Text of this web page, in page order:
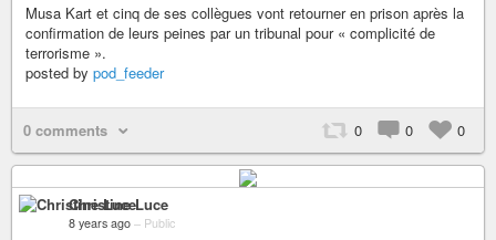
Musa Kart et cinq de ses collègues vont retourner en prison après la
confirmation de leurs peines par un tribunal pour « complicité de
terrorisme ».
posted by pod_feeder
0 comments 0 0 0
Christine Luce
8 years ago – Public